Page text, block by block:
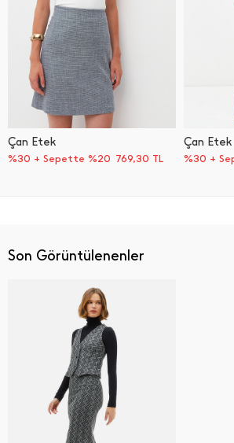
Çan Etek
%30 + Sepette %20 769,30 TL
Çan Etek
%30 +
Son Görüntülenenler